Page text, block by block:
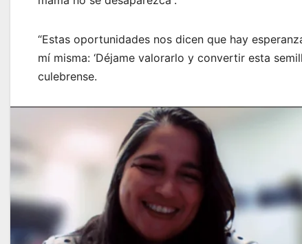
“Estas oportunidades nos dicen que hay
mí misma: ‘Déjame valorarlo y convertir esta
culebrense.